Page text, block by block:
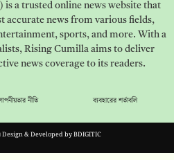
is a trusted online news website that
accurate news from various fields,
sports, and more. With a
Rising Cumilla aims to deliver
news coverage to its readers.
নীতি ব্যবহারের শর্তাবলি
Design & Developed byBDIGITIC